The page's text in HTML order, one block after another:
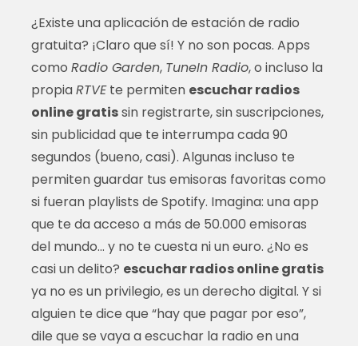
¿Existe una aplicación de estación de radio
gratuita? ¡Claro que sí! Y no son pocas. Apps
como Radio Garden, TuneIn Radio, o incluso la
propiaRTVEte permiten escuchar radios
online gratissin registrarte, sin suscripciones,
sin publicidad que te interrumpa cada 90
segundos (bueno, casi). Algunas incluso te
permiten guardar tus emisoras favoritas como
si fueran playlists de Spotify. Imagina: una app
que te da acceso a más de 50.000 emisoras
del mundo… y no te cuesta ni un euro. ¿No es
casi un delito? escuchar radios online gratis
ya no es un privilegio, es un derecho digital. Y si
alguien te dice que “hay que pagar por eso”,
dile que se vaya a escuchar la radio en una